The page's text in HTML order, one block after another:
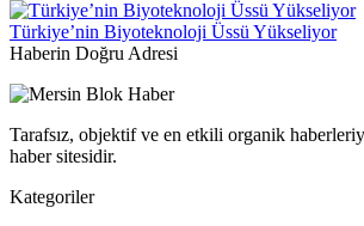
Türkiye’nin Biyoteknoloji Üssü Yükseliyor
Haberin Doğru Adresi
Tarafsız, objektif ve en etkili organik
haber sitesidir.
Kategoriler